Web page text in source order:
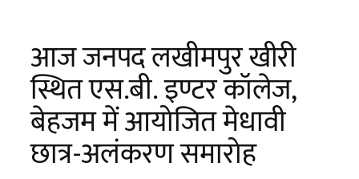
आज जनपद लखीमपुर खीरी
स्थित एस.बी. इण्टर कॉलेज,
बेहजम में आयोजित मेधावी
छात्र-अलंकरण समारोह